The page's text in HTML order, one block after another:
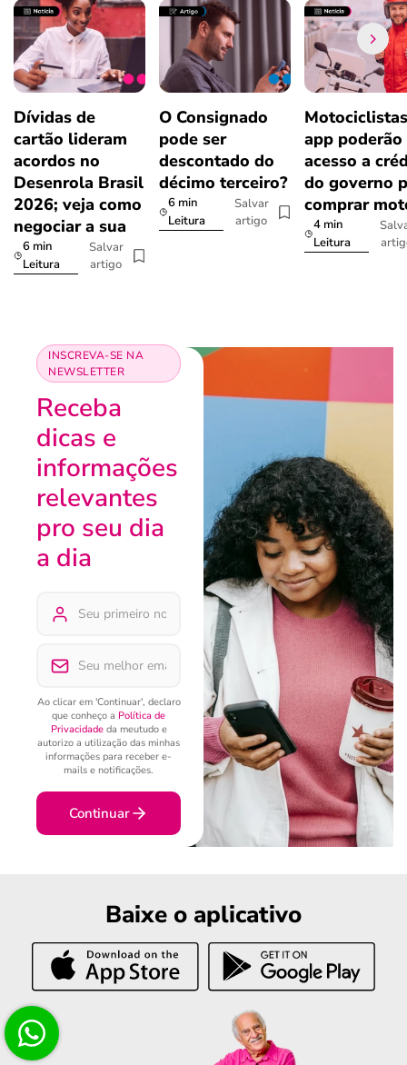
Dívidas de
cartão lideram
acordos no
Desenrola Brasil
2026; veja como
negociar a sua
6 min
Leitura
Salvar
artigo
O Consignado
pode ser
descontado do
décimo terceiro?
6 min
Leitura
Salvar
artigo
app
acesso a
do governo
comprar
4 min
Leitura
INSCREVA-SE NA
NEWSLETTER
Receba
dicas e
informações
relevantes
pro seu dia
a dia
Ao clicar em 'Continuar', declaro
que conheço a Política de
Privacidadeda meutudo e
autorizo a utilização das minhas
informações para receber e-
mails e notificações.
Continuar
Baixe o aplicativo